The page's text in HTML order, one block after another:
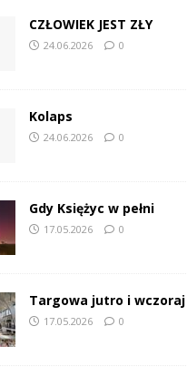
CZŁOWIEK JEST ZŁY
24.06.2026 0
Kolaps
24.06.2026 0
Gdy Księżyc w pełni
17.05.2026 0
Targowa jutro i wczoraj
17.05.2026 0